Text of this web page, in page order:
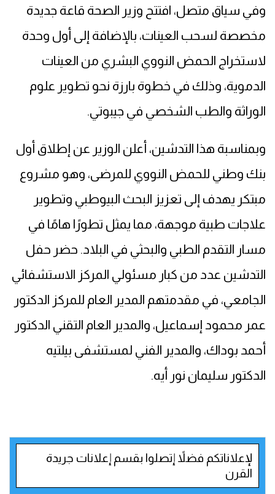
وفي سياق متصل، افتتح وزير الصحة قاعة جديدة
مخصصة لسحب العينات، بالإضافة إلى أول وحدة
لاستخراج الحمض النووي البشري من العينات
الدموية، وذلك في خطوة بارزة نحو تطوير علوم
الوراثة والطب الشخصي في جيبوتي.
وبمناسبة هذا التدشين، أعلن الوزير عن إطلاق أول
بنك وطني للحمض النووي للمرضى، وهو مشروع
مبتكر يهدف إلى تعزيز البحث البيوطبي وتطوير
علاجات طبية موجهة، مما يمثل تطورًا هامًا في
مسار التقدم الطبي والبحثي في البلاد. حضر حفل
التدشين عدد من كبار مسئولي المركز الاستشفائي
الجامعي، في مقدمتهم المدير العام للمركز الدكتور
عمر محمود إسماعيل، والمدير العام التقني الدكتور
أحمد بوداك، والمدير الفني لمستشفى بيلتيه
الدكتور سليمان نور أيه.
لإعلاناتكم فضلاً إتصلوا بقسم إعلانات جريدة
القرن